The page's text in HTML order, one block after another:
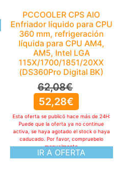
PCCOOLER CPS AIO
Enfriador líquido para CPU
360 mm, refrigeración
líquida para CPU AM4,
AM5, Intel LGA
115X/1700/1851/20XX
(DS360Pro Digital BK)
62,08€
52,28€
IR A OFERTA
Esta oferta se publicó hace más de 24H:
Puede que la oferta ya no continue
activa, se haya agotado el stock o haya
caducado. Por favor, compruebelo
manualmente